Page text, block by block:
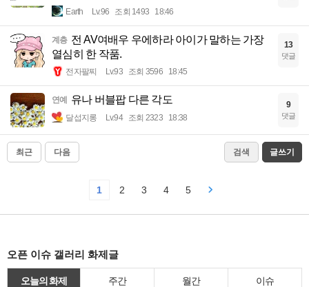
Earth Lv.96 조회 1493 18:46
계층 전 AV여배우 우에하라 아이가 말하는 가장
열심히 한 작품.
전자팔찌 Lv.93 조회 3596 18:45
13
댓글
연예 유나 버블팝 다른 각도
달섭지롱 Lv.94 조회 2323 18:38
9
댓글
최근 다음 검색 글쓰기
1 2 3 4 5
오픈 이슈 갤러리 화제글
오늘의 화제 주간 월간 이슈